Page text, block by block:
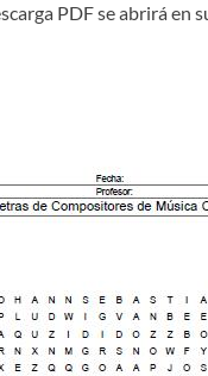
PDF se abrirá en